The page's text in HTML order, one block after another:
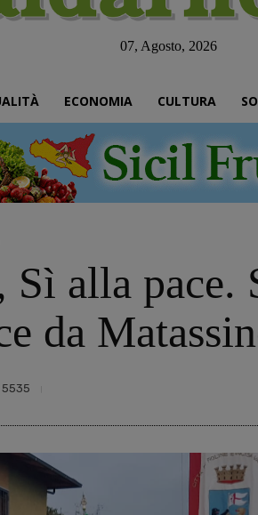
07, Agosto, 2026
ECONOMIA CULTURA
Sì alla
da
5535